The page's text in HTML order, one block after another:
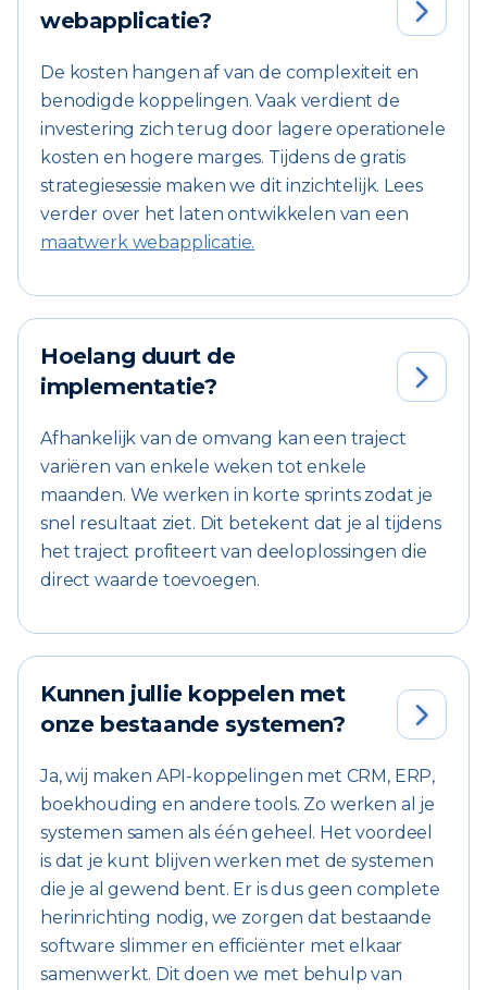
webapplicatie?

De kosten hangen af van de complexiteit en
benodigde koppelingen. Vaak verdient de
investering zich terug door lagere operationele
kosten en hogere marges. Tijdens de gratis
strategiesessie maken we dit inzichtelijk. Lees
verder over het laten ontwikkelen van een
maatwerk webapplicatie.
Hoelang duurt de
implementatie?

Afhankelijk van de omvang kan een traject
variëren van enkele weken tot enkele
maanden. We werken in korte sprints zodat je
snel resultaat ziet. Dit betekent dat je al tijdens
het traject profiteert van deeloplossingen die
direct waarde toevoegen.
Kunnen jullie koppelen met
onze bestaande systemen?

Ja, wij maken API-koppelingen met CRM, ERP,
boekhouding en andere tools. Zo werken al je
systemen samen als één geheel. Het voordeel
is dat je kunt blijven werken met de systemen
die je al gewend bent. Er is dus geen complete
herinrichting nodig, we zorgen dat bestaande
software slimmer en efficiënter met elkaar
samenwerkt. Dit doen we met behulp van